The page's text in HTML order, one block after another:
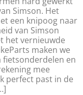
Simson. Het
een knipoog naar
van Simson
het vernieuwde
maken we
fietsonderdelen en
mee
perfect past in de